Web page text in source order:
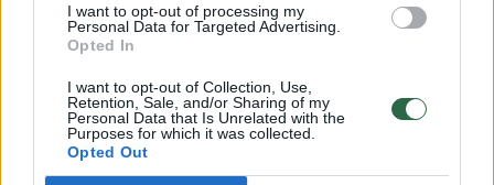
I want to opt-out of processing my
Personal Data for Targeted Advertising.
Opted In
I want to opt-out of Collection, Use,
Retention, Sale, and/or Sharing of my
Personal Data that Is Unrelated with the
Purposes for which it was collected.
Opted Out
vaisiais, uogomis, kukurūzo burbuolėmis,
nesaldžiais mėsos, pupelių ar grūdinių
produktų keksiukais, airano gėrimu, sūrio
lazdelėmis, kieto sūrio gabalėliais. Jei vaikas
grįžta namo tik vakare, tuomet reikės ir